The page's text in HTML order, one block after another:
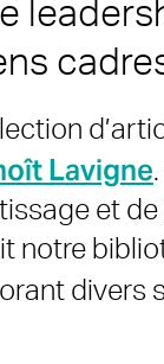
Lavigne
et
notre
divers